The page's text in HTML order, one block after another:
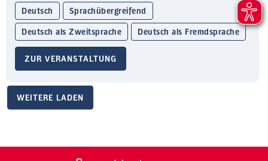
Deutsch Sprachübergreifend
Deutsch als Zweitsprache Deutsch als Fremdsprache
ZUR VERANSTALTUNG
WEITERE LADEN